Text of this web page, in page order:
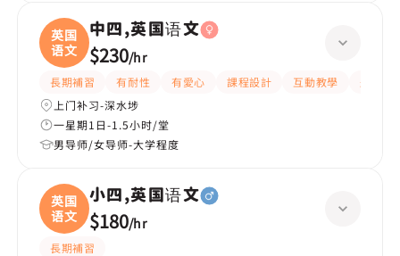
英国
语文
中四,英国语文
$230/hr
長期補習 有耐性 有愛心 課程設計 互動教學
題目講
上门补习-深水埗
一星期1日-1.5小时/堂
男导师/女导师-大学程度
英国
语文
小四,英国语文
$180/hr
長期補習